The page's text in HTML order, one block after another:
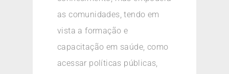
as comunidades, tendo em
vista a formação e
capacitação em saúde, como
acessar políticas públicas,